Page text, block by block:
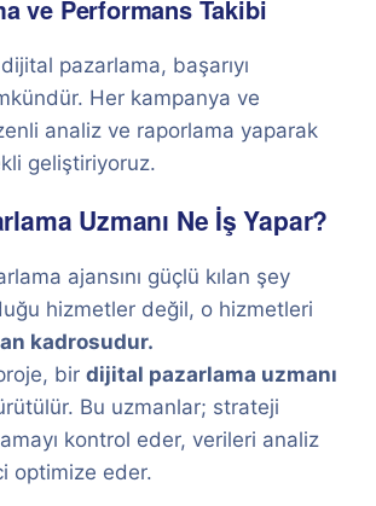
ve Performans Takibi
pazarlama, başarıyı
Her kampanya ve
analiz ve raporlama yaparak
geliştiriyoruz.
Uzmanı Ne İş Yapar?
ajansını güçlü kılan şey
hizmetler değil, o hizmetleri
kadrosudur.
bir dijital pazarlama uzmanı
Bu uzmanlar; strateji
kontrol eder, verileri analiz
optimize eder.